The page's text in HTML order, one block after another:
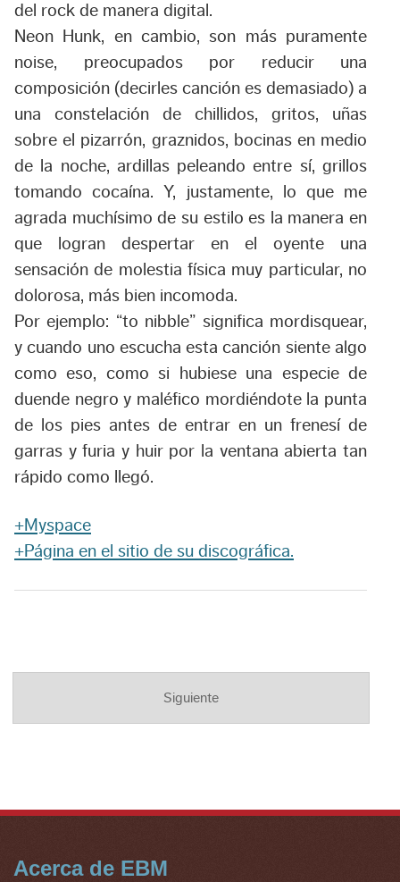
del rock de manera digital.
Neon Hunk, en cambio, son más puramente
noise, preocupados por reducir una
composición (decirles canción es demasiado) a
una constelación de chillidos, gritos, uñas
sobre el pizarrón, graznidos, bocinas en medio
de la noche, ardillas peleando entre sí, grillos
tomando cocaína. Y, justamente, lo que me
agrada muchísimo de su estilo es la manera en
que logran despertar en el oyente una
sensación de molestia física muy particular, no
dolorosa, más bien incomoda.
Por ejemplo: “to nibble” significa mordisquear,
y cuando uno escucha esta canción siente algo
como eso, como si hubiese una especie de
duende negro y maléfico mordiéndote la punta
de los pies antes de entrar en un frenesí de
garras y furia y huir por la ventana abierta tan
rápido como llegó.
+Myspace
+Página en el sitio de su discográfica.
Siguiente
Acerca de EBM